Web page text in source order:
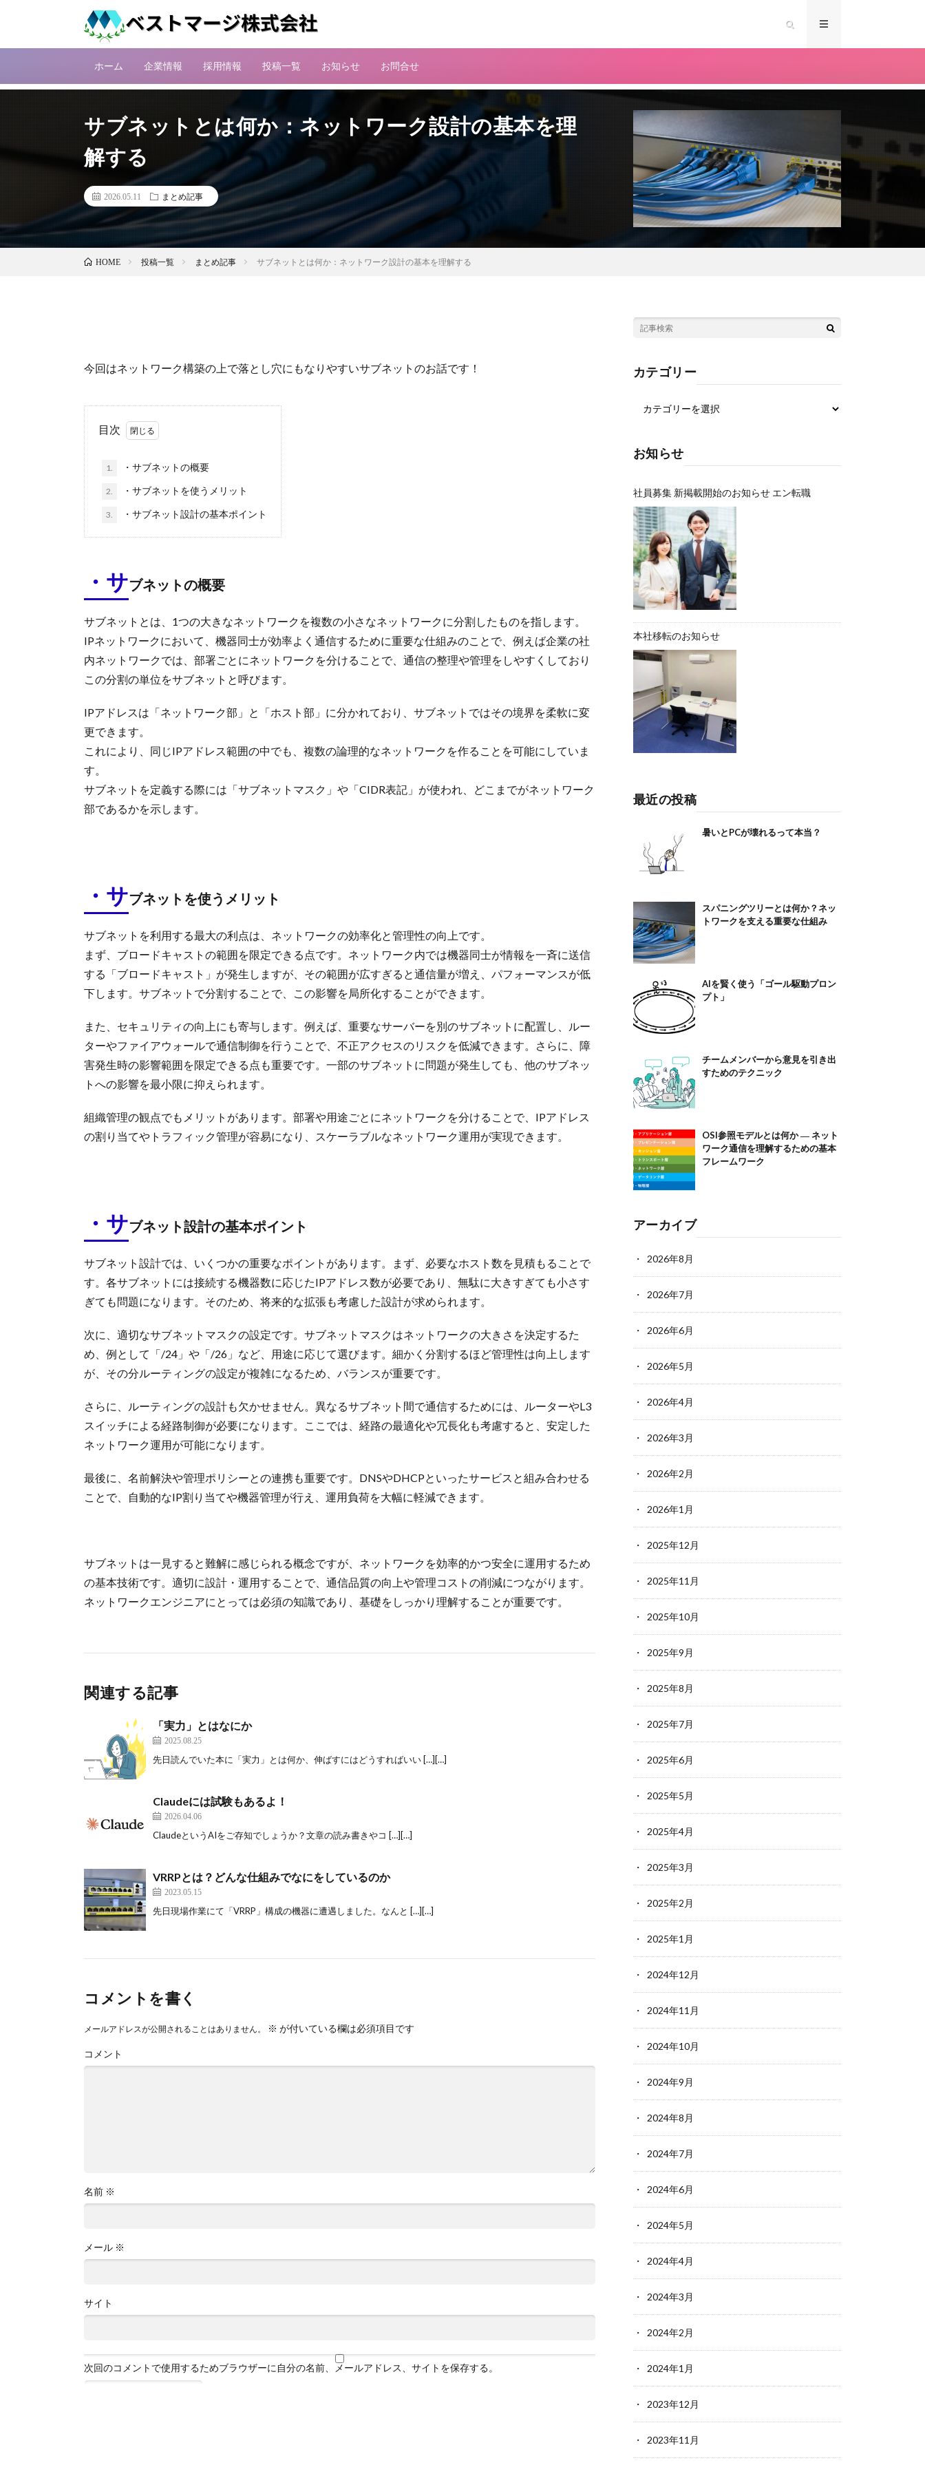
ホーム 企業情報 採用情報 投稿一覧 お知らせ お問合せ
サブネットとは何か：ネットワーク設計の基本を理
解する
2026.05.11 まとめ記事
HOME 投稿一覧 まとめ記事 サブネットとは何か：ネットワーク設計の基本を理解する
今回はネットワーク構築の上で落とし穴にもなりやすいサブネットのお話です！
目次
1. ・サブネットの概要
2. ・サブネットを使うメリット
3. ・サブネット設計の基本ポイント
・サブネットの概要
サブネットとは、1つの大きなネットワークを複数の小さなネットワークに分割したものを指します。
IPネットワークにおいて、機器同士が効率よく通信するために重要な仕組みのことで、例えば企業の社
内ネットワークでは、部署ごとにネットワークを分けることで、通信の整理や管理をしやすくしており
この分割の単位をサブネットと呼びます。
IPアドレスは「ネットワーク部」と「ホスト部」に分かれており、サブネットではその境界を柔軟に変
更できます。
これにより、同じIPアドレス範囲の中でも、複数の論理的なネットワークを作ることを可能にしていま
す。
サブネットを定義する際には「サブネットマスク」や「CIDR表記」が使われ、どこまでがネットワーク
部であるかを示します。
・サブネットを使うメリット
サブネットを利用する最大の利点は、ネットワークの効率化と管理性の向上です。
まず、ブロードキャストの範囲を限定できる点です。ネットワーク内では機器同士が情報を一斉に送信
する「ブロードキャスト」が発生しますが、その範囲が広すぎると通信量が増え、パフォーマンスが低
下します。サブネットで分割することで、この影響を局所化することができます。
また、セキュリティの向上にも寄与します。例えば、重要なサーバーを別のサブネットに配置し、ルー
ターやファイアウォールで通信制御を行うことで、不正アクセスのリスクを低減できます。さらに、障
害発生時の影響範囲を限定できる点も重要です。一部のサブネットに問題が発生しても、他のサブネッ
トへの影響を最小限に抑えられます。
組織管理の観点でもメリットがあります。部署や用途ごとにネットワークを分けることで、IPアドレス
の割り当てやトラフィック管理が容易になり、スケーラブルなネットワーク運用が実現できます。
・サブネット設計の基本ポイント
サブネット設計では、いくつかの重要なポイントがあります。まず、必要なホスト数を見積もることで
す。各サブネットには接続する機器数に応じたIPアドレス数が必要であり、無駄に大きすぎても小さす
ぎても問題になります。そのため、将来的な拡張も考慮した設計が求められます。
次に、適切なサブネットマスクの設定です。サブネットマスクはネットワークの大きさを決定するた
め、例として「/24」や「/26」など、用途に応じて選びます。細かく分割するほど管理性は向上します
が、その分ルーティングの設定が複雑になるため、バランスが重要です。
さらに、ルーティングの設計も欠かせません。異なるサブネット間で通信するためには、ルーターやL3
スイッチによる経路制御が必要になります。ここでは、経路の最適化や冗長化も考慮すると、安定した
ネットワーク運用が可能になります。
最後に、名前解決や管理ポリシーとの連携も重要です。DNSやDHCPといったサービスと組み合わせる
ことで、自動的なIP割り当てや機器管理が行え、運用負荷を大幅に軽減できます。
サブネットは一見すると難解に感じられる概念ですが、ネットワークを効率的かつ安全に運用するため
の基本技術です。適切に設計・運用することで、通信品質の向上や管理コストの削減につながります。
ネットワークエンジニアにとっては必須の知識であり、基礎をしっかり理解することが重要です。
関連する記事
「実力」とはなにか
2025.08.25
先日読んでいた本に「実力」とは何か、伸ばすにはどうすればいい […][…]
Claudeには試験もあるよ！
2026.04.06
ClaudeというAIをご存知でしょうか？文章の読み書きやコ […][…]
VRRPとは？どんな仕組みでなにをしているのか
2023.05.15
先日現場作業にて「VRRP」構成の機器に遭遇しました。なんと […][…]
コメントを書く
メールアドレスが公開されることはありません。 ※ が付いている欄は必須項目です
コメント
名前 ※
メール ※
サイト
次回のコメントで使用するためブラウザーに自分の名前、メールアドレス、サイトを保存する。
カテゴリー
お知らせ
社員募集 新掲載開始のお知らせ エン転職
本社移転のお知らせ
最近の投稿
暑いとPCが壊れるって本当？
スパニングツリーとは何か？ネッ
トワークを支える重要な仕組み
AIを賢く使う「ゴール駆動プロン
プト」
チームメンバーから意見を引き出
すためのテクニック
OSI参照モデルとは何か ― ネット
ワーク通信を理解するための基本
フレームワーク
アーカイブ
2026年8月
2026年7月
2026年6月
2026年5月
2026年4月
2026年3月
2026年2月
2026年1月
2025年12月
2025年11月
2025年10月
2025年9月
2025年8月
2025年7月
2025年6月
2025年5月
2025年4月
2025年3月
2025年2月
2025年1月
2024年12月
2024年11月
2024年10月
2024年9月
2024年8月
2024年7月
2024年6月
2024年5月
2024年4月
2024年3月
2024年2月
2024年1月
2023年12月
2023年11月